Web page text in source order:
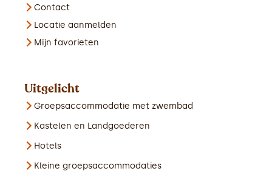
Contact
Locatie aanmelden
Mijn favorieten
Uitgelicht
Groepsaccommodatie met zwembad
Kastelen en Landgoederen
Hotels
Kleine groepsaccommodaties